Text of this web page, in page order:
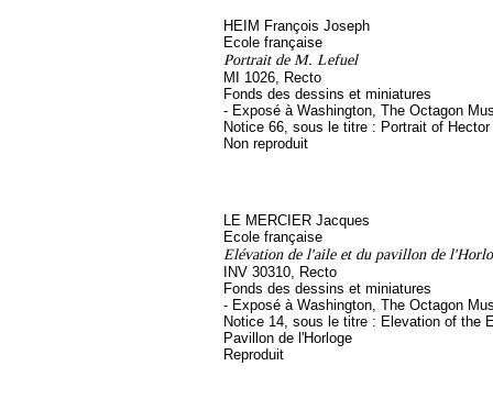
HEIM François Joseph
Ecole française
Portrait de M. Lefuel
MI 1026, Recto
Fonds des dessins et miniatures
- Exposé à Washington, The Octagon
Notice 66, sous le titre : Portrait of
Non reproduit
LE MERCIER Jacques
Ecole française
Elévation de l'aile et du pavillon de
INV 30310, Recto
Fonds des dessins et miniatures
- Exposé à Washington, The Octagon
Notice 14, sous le titre : Elevation of the
Pavillon de l'Horloge
Reproduit